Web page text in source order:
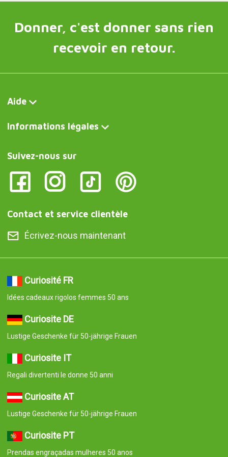
Donner, c'est donner sans rien
recevoir en retour.
Aide
Informations légales
Suivez-nous sur
Contact et service clientèle
Écrivez-nous maintenant
Curiosité FR
Idées cadeaux rigolos femmes 50 ans
Curiosite DE
Lustige Geschenke für 50-jährige Frauen
Curiosite IT
Regali divertenti le donne 50 anni
Curiosite AT
Lustige Geschenke für 50-jährige Frauen
Curiosite PT
Prendas engraçadas mulheres 50 anos